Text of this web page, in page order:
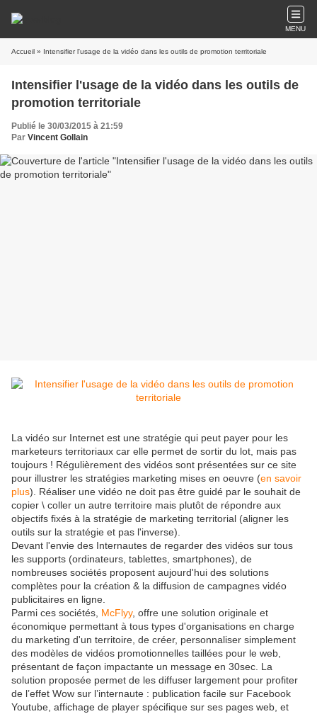
MENU
Accueil » Intensifier l'usage de la vidéo dans les outils de promotion territoriale
Intensifier l'usage de la vidéo dans les outils de
promotion territoriale
Publié le 30/03/2015 à 21:59
Par Vincent Gollain
La vidéo sur Internet est une stratégie qui peut payer pour les
marketeurs territoriaux car elle permet de sortir du lot, mais pas
toujours ! Régulièrement des vidéos sont présentées sur ce site
pour illustrer les stratégies marketing mises en oeuvre (en savoir
plus). Réaliser une vidéo ne doit pas être guidé par le souhait de
copier \ coller un autre territoire mais plutôt de répondre aux
objectifs fixés à la stratégie de marketing territorial (aligner les
outils sur la stratégie et pas l'inverse).
Devant l'envie des Internautes de regarder des vidéos sur tous
les supports (ordinateurs, tablettes, smartphones), de
nombreuses sociétés proposent aujourd'hui des solutions
complètes pour la création & la diffusion de campagnes vidéo
publicitaires en ligne.
Parmi ces sociétés, McFlyy, offre une solution originale et
économique permettant à tous types d'organisations en charge
du marketing d'un territoire, de créer, personnaliser simplement
des modèles de vidéos promotionnelles taillées pour le web,
présentant de façon impactante un message en 30sec. La
solution proposée permet de les diffuser largement pour profiter
de l’effet Wow sur l’internaute : publication facile sur Facebook
Youtube, affichage de player spécifique sur ses pages web, et